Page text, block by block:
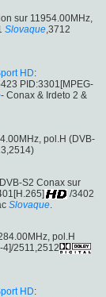
sur 11954.00MHz,
Slovaque,3712
HD:
PID:3301[MPEG-
- Conax & Irdeto 2 &
pol.H (DVB-
S2 Conax sur
/3402
Slovaque.
pol.H
2511,2512
HD: